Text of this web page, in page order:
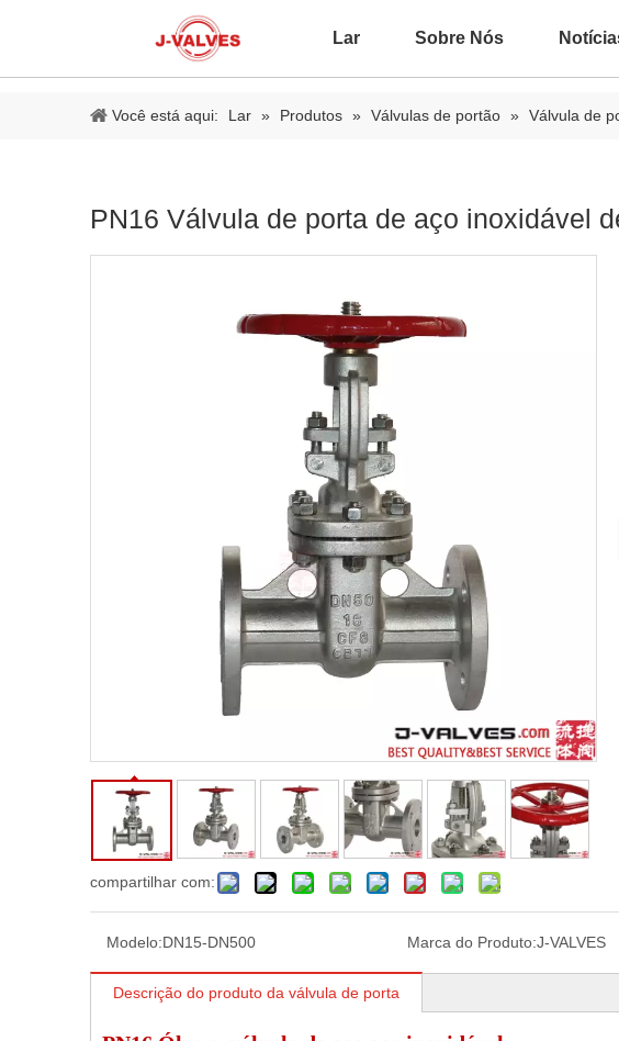
Lar Sobre Nós
Você está aqui: Lar » Produtos » Válvulas de portão » Válvula de
PN16 Válvula de porta de aço inoxidável
compartilhar com:
Modelo:DN15-DN500 Marca do Produto:J-VALVES
Descrição do produto da válvula de porta